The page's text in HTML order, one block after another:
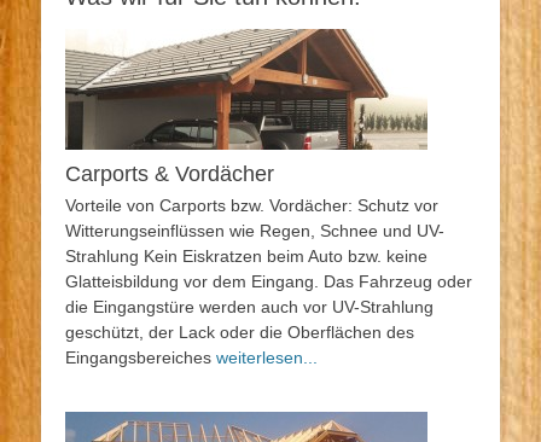
Carports & Vordächer
Vorteile von Carports bzw. Vordächer: Schutz vor
Witterungseinflüssen wie Regen, Schnee und UV-
Strahlung Kein Eiskratzen beim Auto bzw. keine
Glatteisbildung vor dem Eingang. Das Fahrzeug oder
die Eingangstüre werden auch vor UV-Strahlung
geschützt, der Lack oder die Oberflächen des
Eingangsbereiches weiterlesen...